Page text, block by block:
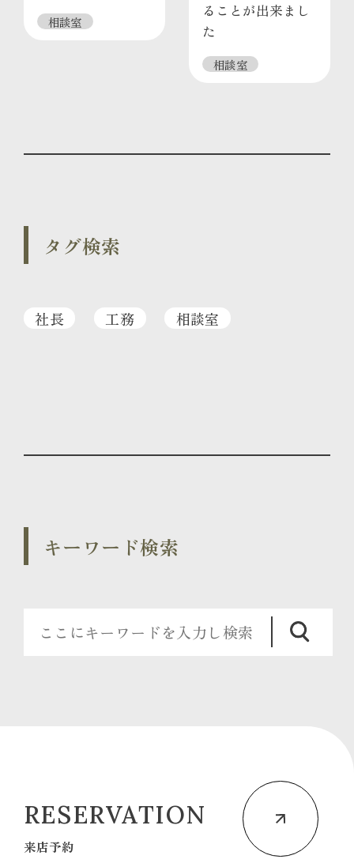
相談室
ることが出来まし
た
相談室
タグ検索
社長 工務 相談室
キーワード検索
RESERVATION
来店予約